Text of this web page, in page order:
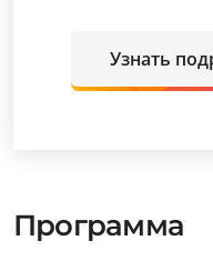
Узнать
Программа